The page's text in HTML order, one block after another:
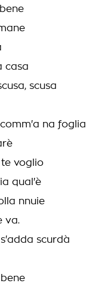
casa
scusa
na foglia
voglio
qual'è
nnuie
va.
scurdà